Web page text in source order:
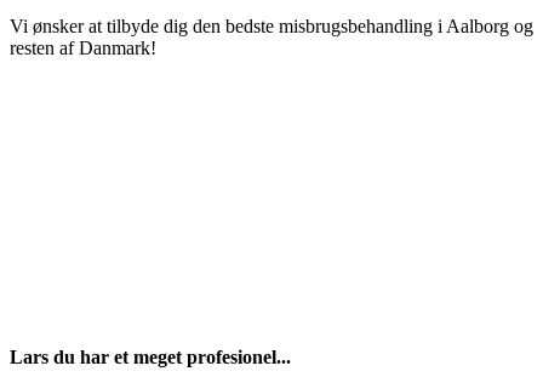
Vi ønsker at tilbyde dig den bedste misbrugsbehandling i Aalborg og
resten af Danmark!
Lars du har et meget profesionel...